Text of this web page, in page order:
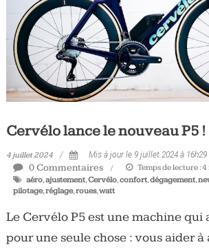
Cervélo lance le nouveau P5 !
4 juillet 2024 Mis à jour le 9 juillet 2024 à 16h29
0 Commentaires Temps de lecture :4
aéro,ajustement,Cervélo,confort,dégagement,
pilotage,réglage,roues,watt
Le Cervélo P5 est une machine qui
pour une seule chose : vous aider